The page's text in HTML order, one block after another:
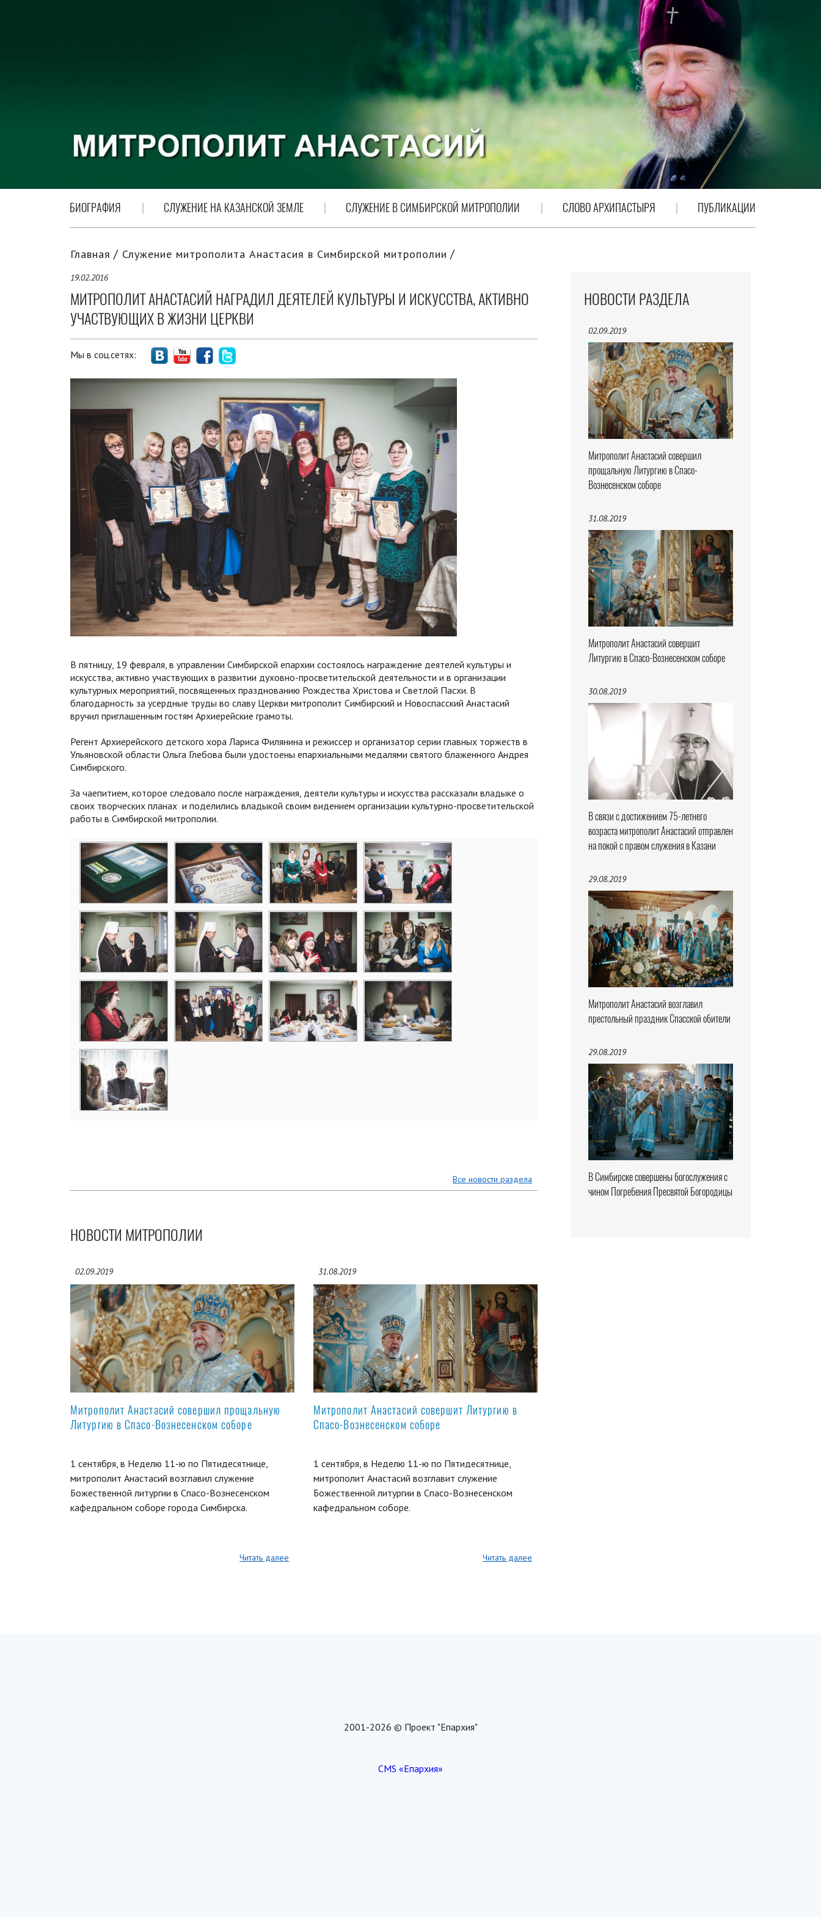
БИОГРАФИЯ СЛУЖЕНИЕ НА КАЗАНСКОЙ ЗЕМЛЕ СЛУЖЕНИЕ В СИМБИРСКОЙ МИТРОПОЛИИ СЛОВО АРХИПАСТЫРЯ ПУБЛИКАЦИИ
НОВОСТИ РАЗДЕЛА
02.09.2019
Митрополит Анастасий совершил
прощальную Литургию в Спасо-
Вознесенском соборе
31.08.2019
Митрополит Анастасий совершит
Литургию в Спасо-Вознесенском соборе
30.08.2019
В связи с достижением 75-летнего
возраста митрополит Анастасий отправлен
на покой с правом служения в Казани
29.08.2019
Митрополит Анастасий возглавил
престольный праздник Спасской обители
29.08.2019
В Симбирске совершены богослужения с
чином Погребения Пресвятой Богородицы
Главная Служение митрополита Анастасия в Симбирской митрополии
19.02.2016
МИТРОПОЛИТ АНАСТАСИЙ НАГРАДИЛ ДЕЯТЕЛЕЙ КУЛЬТУРЫ И ИСКУССТВА, АКТИВНО
УЧАСТВУЮЩИХ В ЖИЗНИ ЦЕРКВИ
Мы в соц.сетях:
В пятницу, 19 февраля, в управлении Симбирской епархии состоялось награждение деятелей культуры и
искусства, активно участвующих в развитии духовно-просветительской деятельности и в организации
культурных мероприятий, посвященных празднованию Рождества Христова и Светлой Пасхи. В
благодарность за усердные труды во славу Церкви митрополит Симбирский и Новоспасский Анастасий
вручил приглашенным гостям Архиерейские грамоты.
Регент Архиерейского детского хора Лариса Филянина и режиссер и организатор серии главных торжеств в
Ульяновской области Ольга Глебова были удостоены епархиальными медалями святого блаженного Андрея
Симбирского.
За чаепитием, которое следовало после награждения, деятели культуры и искусства рассказали владыке о
своих творческих планах и поделились владыкой своим видением организации культурно-просветительской
работы в Симбирской митрополии.
Все новости раздела
НОВОСТИ МИТРОПОЛИИ
02.09.2019
Митрополит Анастасий совершил прощальную
Литургию в Спасо-Вознесенском соборе
1 сентября, в Неделю 11-ю по Пятидесятнице,
митрополит Анастасий возглавил служение
Божественной литургии в Спасо-Вознесенском
кафедральном соборе города Симбирска.
Читать далее
31.08.2019
Митрополит Анастасий совершит Литургию в
Спасо-Вознесенском соборе
1 сентября, в Неделю 11-ю по Пятидесятнице,
митрополит Анастасий возглавит служение
Божественной литургии в Спасо-Вознесенском
кафедральном соборе.
Читать далее
2001-2026 © Проект "Епархия"
CMS «Епархия»